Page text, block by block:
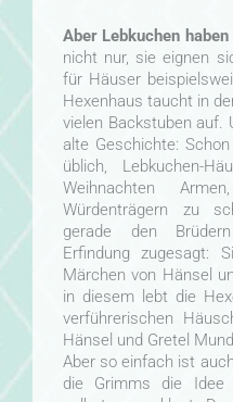
Aber Lebkuchen
nicht nur, sie eignen
für Häuser
Hexenhaus taucht in
vielen Backstuben auf.
alte Geschichte:
üblich, Lebkuchen-
Weihnachten
Würdenträgern zu
gerade den
Erfindung zugesagt:
Märchen von Hänsel
in diesem lebt die
verführerischen
Hänsel und Gretel
Aber so einfach ist
die Grimms die Idee